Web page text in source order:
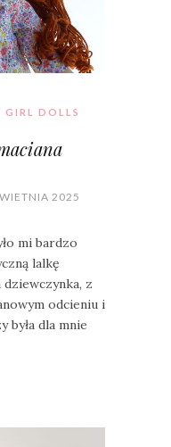
DOLLS
2025
mi bardzo
lalkę
dziewczynka, z
odcieniu i
była dla mnie